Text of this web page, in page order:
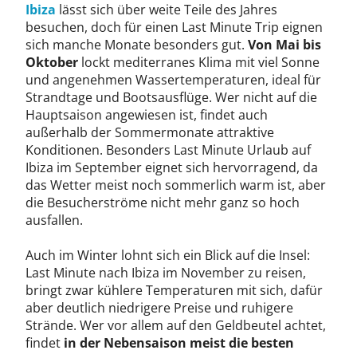
Ibiza lässt sich über weite Teile des Jahres
besuchen, doch für einen Last Minute Trip eignen
sich manche Monate besonders gut. Von Mai bis
Oktober lockt mediterranes Klima mit viel Sonne
und angenehmen Wassertemperaturen, ideal für
Strandtage und Bootsausflüge. Wer nicht auf die
Hauptsaison angewiesen ist, findet auch
außerhalb der Sommermonate attraktive
Konditionen. Besonders Last Minute Urlaub auf
Ibiza im September eignet sich hervorragend, da
das Wetter meist noch sommerlich warm ist, aber
die Besucherströme nicht mehr ganz so hoch
ausfallen.
Auch im Winter lohnt sich ein Blick auf die Insel:
Last Minute nach Ibiza im November zu reisen,
bringt zwar kühlere Temperaturen mit sich, dafür
aber deutlich niedrigere Preise und ruhigere
Strände. Wer vor allem auf den Geldbeutel achtet,
findet in der Nebensaison meist die besten